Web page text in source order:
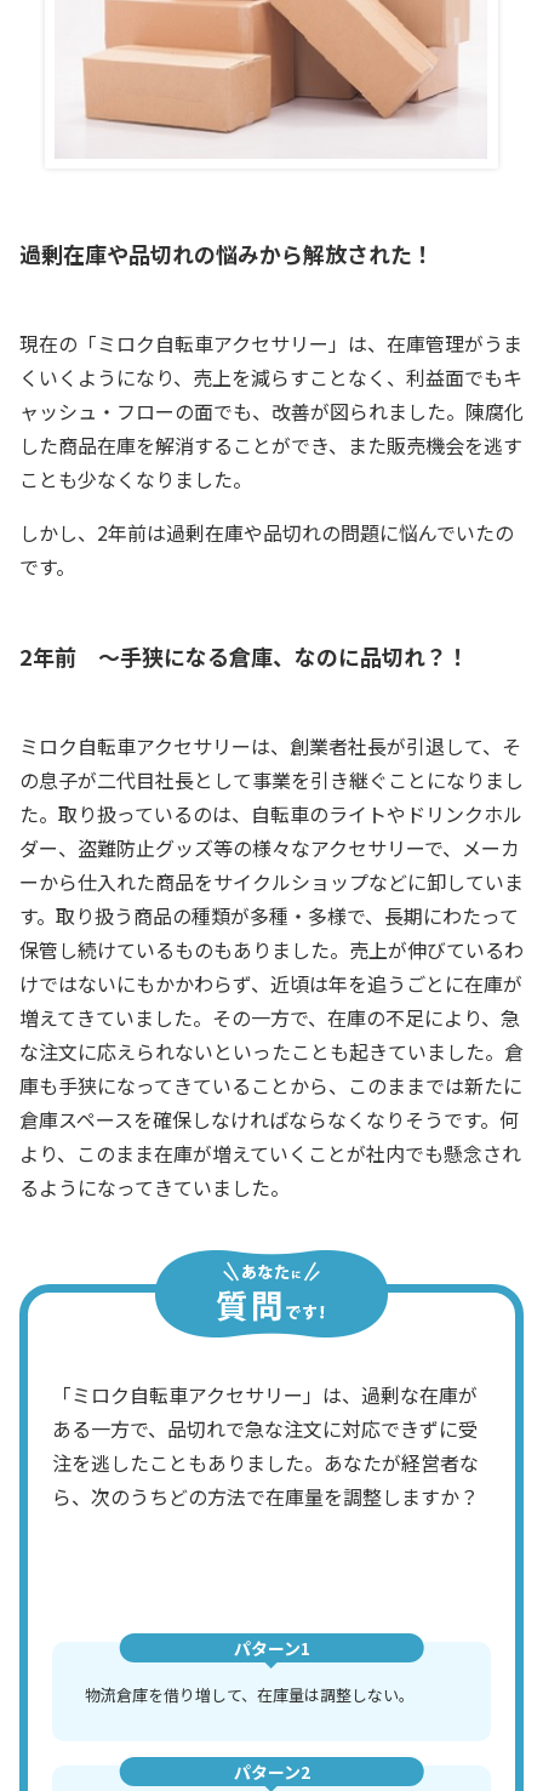
過剰在庫や品切れの悩みから解放された！
現在の「ミロク自転車アクセサリー」は、在庫管理がうま
くいくようになり、売上を減らすことなく、利益面でもキ
ャッシュ・フローの面でも、改善が図られました。陳腐化
した商品在庫を解消することができ、また販売機会を逃す
ことも少なくなりました。
しかし、2年前は過剰在庫や品切れの問題に悩んでいたの
です。
2年前 ～手狭になる倉庫、なのに品切れ？！
ミロク自転車アクセサリーは、創業者社長が引退して、そ
の息子が二代目社長として事業を引き継ぐことになりまし
た。取り扱っているのは、自転車のライトやドリンクホル
ダー、盗難防止グッズ等の様々なアクセサリーで、メーカ
ーから仕入れた商品をサイクルショップなどに卸していま
す。取り扱う商品の種類が多種・多様で、長期にわたって
保管し続けているものもありました。売上が伸びているわ
けではないにもかかわらず、近頃は年を追うごとに在庫が
増えてきていました。その一方で、在庫の不足により、急
な注文に応えられないといったことも起きていました。倉
庫も手狭になってきていることから、このままでは新たに
倉庫スペースを確保しなければならなくなりそうです。何
より、このまま在庫が増えていくことが社内でも懸念され
るようになってきていました。
「ミロク自転車アクセサリー」は、過剰な在庫が
ある一方で、品切れで急な注文に対応できずに受
注を逃したこともありました。あなたが経営者な
ら、次のうちどの方法で在庫量を調整しますか？
パターン1
物流倉庫を借り増して、在庫量は調整しない。
パターン2